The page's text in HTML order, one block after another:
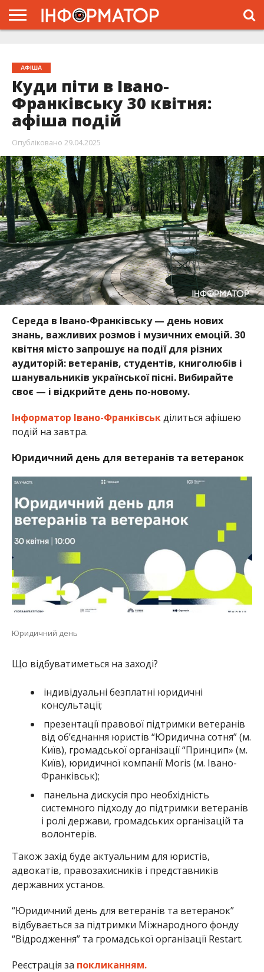
АФІША
Куди піти в Івано-
Франківську 30 квітня:
афіша подій
Опубліковано 29.04.2025
Середа в Івано-Франківську — день нових
знань, важливих розмов і музичних емоцій. 30
квітня місто запрошує на події для різних
аудиторій: ветеранів, студентів, книголюбів і
шанувальників української пісні. Вибирайте
своє — і відкрийте день по-новому.
Інформатор Івано-Франківськділиться афішею
подій на завтра.
Юридичний день для ветеранів та ветеранок
Юридичний день
Що відбуватиметься на заході?
індивідуальні безплатні юридичні
консультації;
презентації правової підтримки ветеранів
від обʼєднання юристів “Юридична сотня” (м.
Київ), громадської організації “Принцип» (м.
Київ), юридичної компанії Moris (м. Івано-
Франківськ);
панельна дискусія про необхідність
системного підходу до підтримки ветеранів
і ролі держави, громадських організацій та
волонтерів.
Також захід буде актуальним для юристів,
адвокатів, правозахисників і представників
державних установ.
“Юридичний день для ветеранів та ветеранок”
відбувається за підтримки Міжнародного фонду
“Відродження” та громадської організації Restart.
Реєстрація за покликанням.